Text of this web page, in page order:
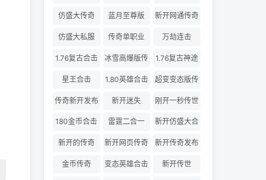
仿盛大传奇 蓝月至尊版 新开网通传奇
仿盛大私服 传奇单职业 万劫连击
1.76复古合击
冰雪高爆版传
奇
1.76复古神途
星王合击 1.80英雄合击
超变变态版传
奇
传奇新开发布 新开迷失 刚开一秒传世
180金币合击 雷霆二合一
新开仿盛大合
击
新开的传奇 新开网页传奇 新开传奇发布
金币传奇 变态英雄合击 新开传世